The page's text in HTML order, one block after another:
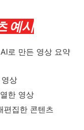
예시
로 만든 영상 요약
상
한 영상
편집한 콘텐츠